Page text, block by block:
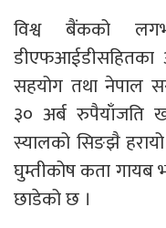
विश्व बैंकको
डीएफआईडीसहितका
सहयोग तथा नेपाल
३० अर्ब रुपैयाँजति
स्यालको सिङझै
घुम्तीकोष कता
छाडेको छ ।